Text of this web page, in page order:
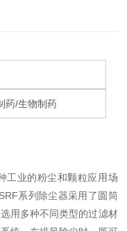
药/生物制药
工业的粉尘和颗粒应用场
系列除尘器采用了圆筒
用多种不同类型的过滤材